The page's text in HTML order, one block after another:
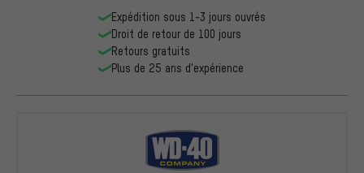
Expédition sous 1-3 jours ouvrés
Droit de retour de 100 jours
Retours gratuits
Plus de 25 ans d'expérience